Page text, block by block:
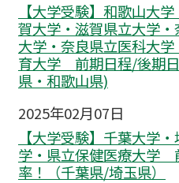
【大学受験】和歌山大
賀大学・滋賀県立大学
大学・奈良県立医科大
育大学 前期日程/後期
県・和歌山県)
2025年02月07日
【大学受験】千葉大学
学・県立保健医療大学
率！（千葉県/埼玉県）